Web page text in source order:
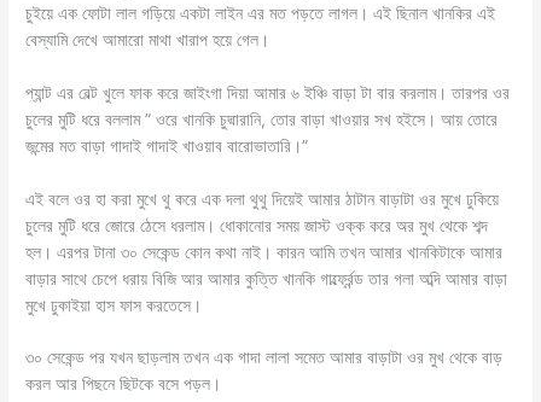
চুইয়ে এক ফোটা লাল গড়িয়ে একটা লাইন এর মত পড়তে লাগল। এই ছিনাল খানকির এই
বেস্যামি দেখে আমারো মাথা খারাপ হয়ে গেল।
প্যান্ট এর বেল্ট খুলে ফাক করে জাইংগা দিয়া আমার ৬ ইঞ্চি বাড়া টা বার করলাম। তারপর ওর
চুলের মুটি ধরে বললাম ” ওরে খানকি চুদ্মারানি, তোর বাড়া খাওয়ার সখ হইসে। আয় তোরে
জন্মের মত বাড়া গাদাই গাদাই খাওয়াব বারোভাতারি।”
এই বলে ওর হা করা মুখে থু করে এক দলা থুথু দিয়েই আমার ঠাটান বাড়াটা ওর মুখে ঢুকিয়ে
চুলের মুটি ধরে জোরে ঠেসে ধরলাম। ধোকানোর সময় জাস্ট ওক্ক করে অর মুখ থেকে শব্দ
হল। এরপর টানা ৩০ সেকেন্ড কোন কথা নাই। কারন আমি তখন আমার খানকিটাকে আমার
বাড়ার সাথে চেপে ধরায় বিজি আর আমার কুত্তি খানকি গার্ল্ফ্রেন্ড তার গলা অব্দি আমার বাড়া
মুখে ঢুকাইয়া হাস ফাস করতেসে।
৩০ সেকেন্ড পর যখন ছাড়লাম তখন এক গাদা লালা সমেত আমার বাড়াটা ওর মুখ থেকে বাড়
করল আর পিছনে ছিটকে বসে পড়ল।